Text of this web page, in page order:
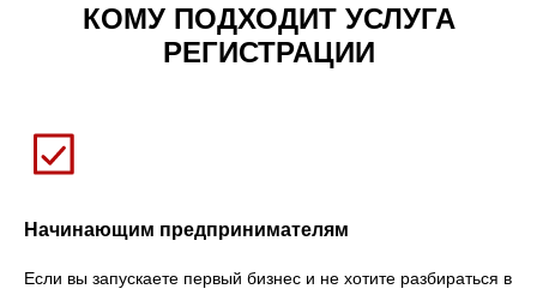
КОМУ ПОДХОДИТ УСЛУГА
РЕГИСТРАЦИИ
Начинающим предпринимателям
Если вы запускаете первый бизнес и не хотите разбираться в